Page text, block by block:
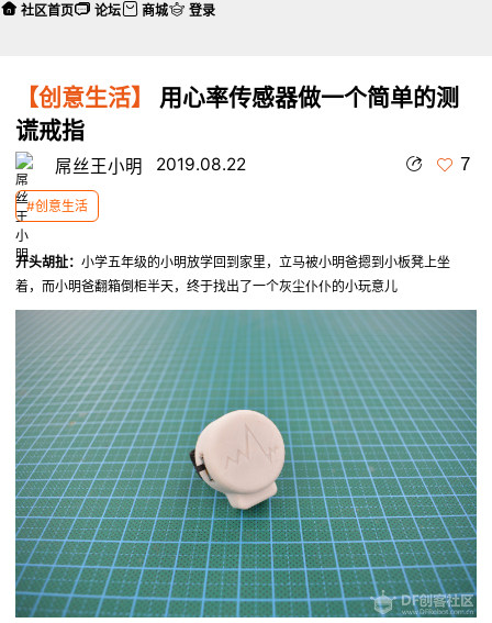
【创意生活】
用心率传感器做一个简单的测
谎戒指
屌丝王小明 2019.08.22 7
#创意生活
开头胡扯：小学五年级的小明放学回到家里，立马被小明爸摁到小板凳上坐
着，而小明爸翻箱倒柜半天，终于找出了一个灰尘仆仆的小玩意儿
社区首页 论坛 商城 登录